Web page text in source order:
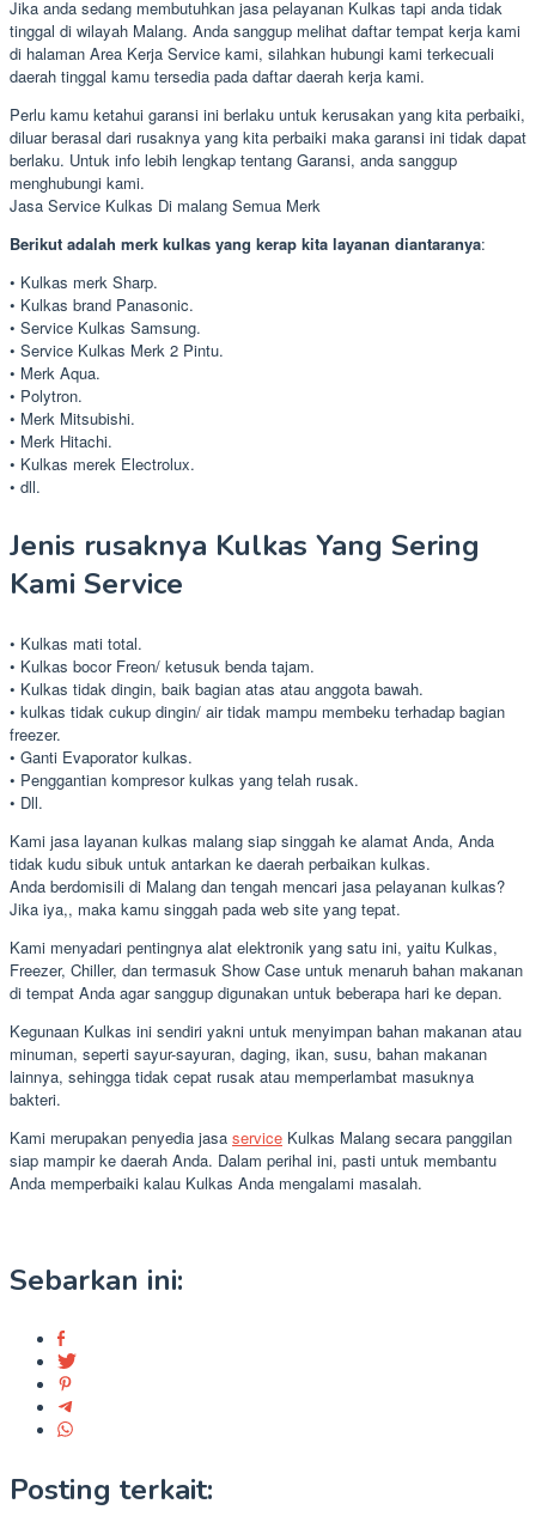
Jika anda sedang membutuhkan jasa pelayanan Kulkas tapi anda tidak
tinggal di wilayah Malang. Anda sanggup melihat daftar tempat kerja kami
di halaman Area Kerja Service kami, silahkan hubungi kami terkecuali
daerah tinggal kamu tersedia pada daftar daerah kerja kami.
Perlu kamu ketahui garansi ini berlaku untuk kerusakan yang kita perbaiki,
diluar berasal dari rusaknya yang kita perbaiki maka garansi ini tidak dapat
berlaku. Untuk info lebih lengkap tentang Garansi, anda sanggup
menghubungi kami.
Jasa Service Kulkas Di malang Semua Merk
Berikut adalah merk kulkas yang kerap kita layanan diantaranya:
• Kulkas merk Sharp.
• Kulkas brand Panasonic.
• Service Kulkas Samsung.
• Service Kulkas Merk 2 Pintu.
• Merk Aqua.
• Polytron.
• Merk Mitsubishi.
• Merk Hitachi.
• Kulkas merek Electrolux.
• dll.
Jenis rusaknya Kulkas Yang Sering
Kami Service
• Kulkas mati total.
• Kulkas bocor Freon/ ketusuk benda tajam.
• Kulkas tidak dingin, baik bagian atas atau anggota bawah.
• kulkas tidak cukup dingin/ air tidak mampu membeku terhadap bagian
freezer.
• Ganti Evaporator kulkas.
• Penggantian kompresor kulkas yang telah rusak.
• Dll.
Kami jasa layanan kulkas malang siap singgah ke alamat Anda, Anda
tidak kudu sibuk untuk antarkan ke daerah perbaikan kulkas.
Anda berdomisili di Malang dan tengah mencari jasa pelayanan kulkas?
Jika iya,, maka kamu singgah pada web site yang tepat.
Kami menyadari pentingnya alat elektronik yang satu ini, yaitu Kulkas,
Freezer, Chiller, dan termasuk Show Case untuk menaruh bahan makanan
di tempat Anda agar sanggup digunakan untuk beberapa hari ke depan.
Kegunaan Kulkas ini sendiri yakni untuk menyimpan bahan makanan atau
minuman, seperti sayur-sayuran, daging, ikan, susu, bahan makanan
lainnya, sehingga tidak cepat rusak atau memperlambat masuknya
bakteri.
Kami merupakan penyedia jasa service Kulkas Malang secara panggilan
siap mampir ke daerah Anda. Dalam perihal ini, pasti untuk membantu
Anda memperbaiki kalau Kulkas Anda mengalami masalah.
Sebarkan ini:
Posting terkait: